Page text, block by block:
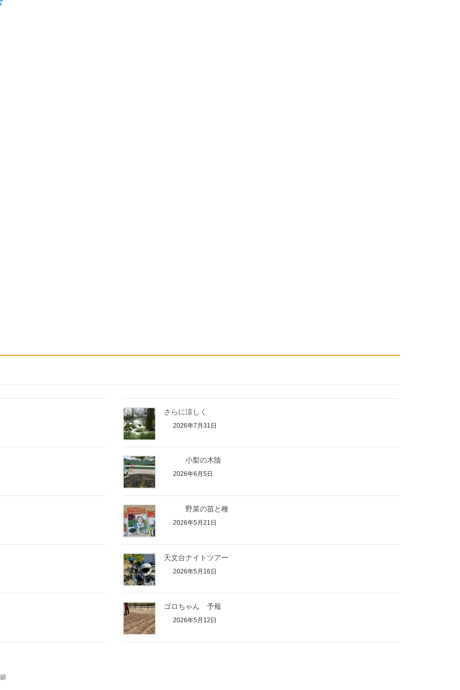
さらに涼しく
2026年7月31日
小梨の木陰
2026年6月5日
野菜の苗と種
2026年5月21日
天文台ナイトツアー
2026年5月16日
ゴロちゃん 予報
2026年5月12日